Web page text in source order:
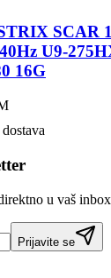
SCAR
U9-
16G
u vaš
Prijavite se